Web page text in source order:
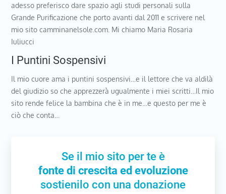
adesso preferisco dare spazio agli studi personali sulla
Grande Purificazione che porto avanti dal 2011 e scrivere nel
mio sito camminanelsole.com. Mi chiamo Maria Rosaria
Iuliucci
I Puntini Sospensivi
Il mio cuore ama i puntini sospensivi…e il lettore che va aldilà
del giudizio so che apprezzerà ugualmente i miei scritti…Il mio
sito rende felice la bambina che è in me…e questo per me è
ciò che conta…
Se il mio sito per te è
fonte di crescita ed evoluzione
sostienilo con una donazione